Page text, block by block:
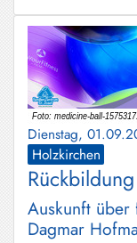
Dienstag,
Holzkirchen
Auskunft über
Dagmar